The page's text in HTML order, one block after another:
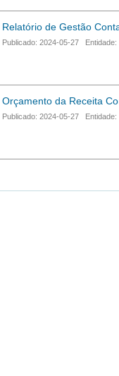
Relatório de Gestão
Publicado: 2024-05-27
Orçamento da Receita
Publicado: 2024-05-27